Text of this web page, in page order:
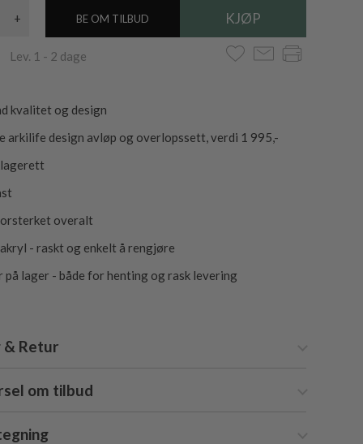
+ BE OM TILBUD
1 - 2 dage
kvalitet og design
arkilife design avløp og overlopssett, verdi 1 995,-
overalt
- raskt og enkelt å rengjøre
på lager - både for henting og rask levering
& Retur
om tilbud